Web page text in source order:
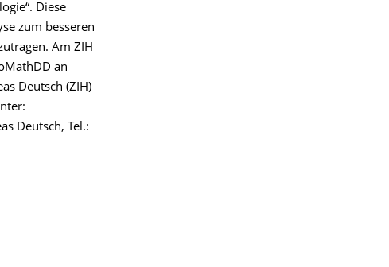
Diese
zum besseren
Am ZIH
an
Deutsch (ZIH)
Deutsch, Tel.: